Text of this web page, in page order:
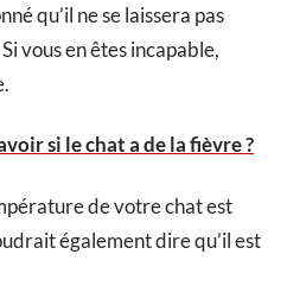
qu’il ne se laissera pas
vous en êtes incapable,
si le chat a de la fièvre ?
de votre chat est
également dire qu’il est